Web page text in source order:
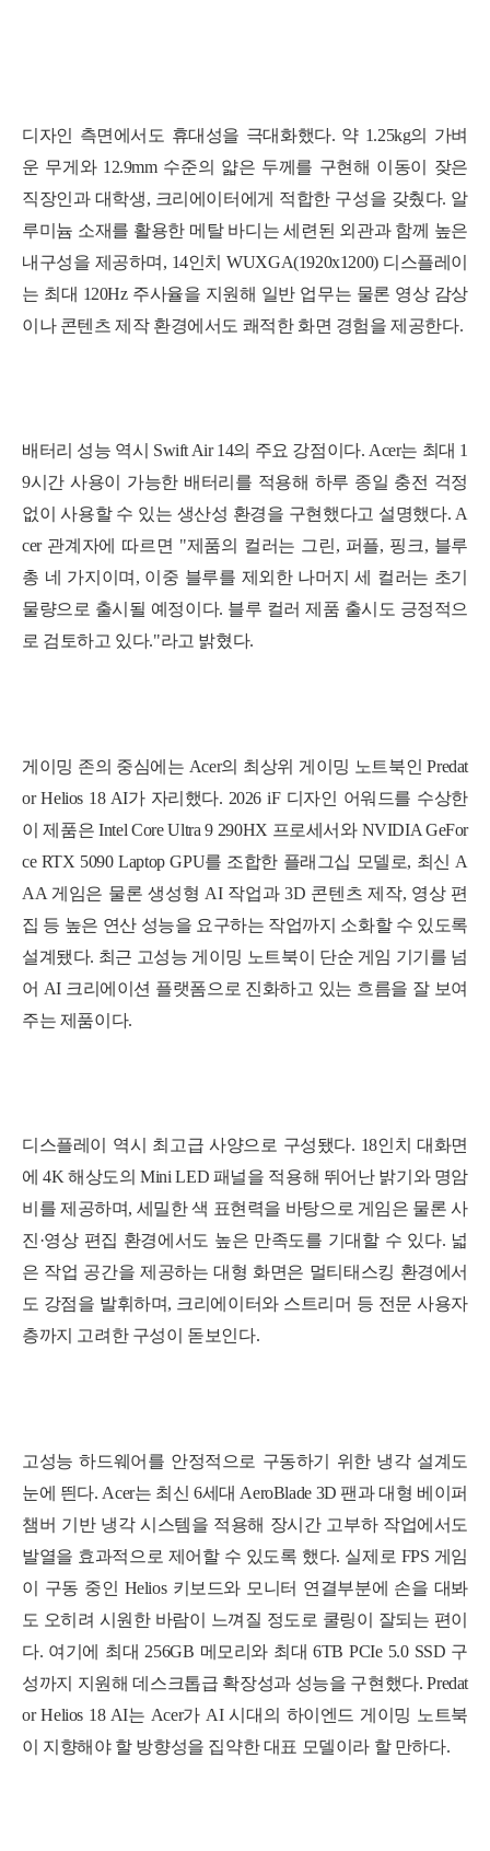
디자인 측면에서도 휴대성을 극대화했다. 약 1.25kg의 가벼
운 무게와 12.9mm 수준의 얇은 두께를 구현해 이동이 잦은
직장인과 대학생, 크리에이터에게 적합한 구성을 갖췄다. 알
루미늄 소재를 활용한 메탈 바디는 세련된 외관과 함께 높은
내구성을 제공하며, 14인치 WUXGA(1920x1200) 디스플레이
는 최대 120Hz 주사율을 지원해 일반 업무는 물론 영상 감상
이나 콘텐츠 제작 환경에서도 쾌적한 화면 경험을 제공한다.
배터리 성능 역시 Swift Air 14의 주요 강점이다. Acer는 최대 1
9시간 사용이 가능한 배터리를 적용해 하루 종일 충전 걱정
없이 사용할 수 있는 생산성 환경을 구현했다고 설명했다. A
cer 관계자에 따르면 "제품의 컬러는 그린, 퍼플, 핑크, 블루
총 네 가지이며, 이중 블루를 제외한 나머지 세 컬러는 초기
물량으로 출시될 예정이다. 블루 컬러 제품 출시도 긍정적으
로 검토하고 있다."라고 밝혔다.
게이밍 존의 중심에는 Acer의 최상위 게이밍 노트북인Predat
or Helios 18 AI가 자리했다. 2026 iF 디자인 어워드를 수상한
이 제품은 Intel Core Ultra 9 290HX 프로세서와 NVIDIA GeFor
ce RTX 5090 Laptop GPU를 조합한 플래그십 모델로, 최신 A
AA 게임은 물론 생성형 AI 작업과 3D 콘텐츠 제작, 영상 편
집 등 높은 연산 성능을 요구하는 작업까지 소화할 수 있도록
설계됐다. 최근 고성능 게이밍 노트북이 단순 게임 기기를 넘
어 AI 크리에이션 플랫폼으로 진화하고 있는 흐름을 잘 보여
주는 제품이다.
디스플레이 역시 최고급 사양으로 구성됐다. 18인치 대화면
에 4K 해상도의 Mini LED 패널을 적용해 뛰어난 밝기와 명암
비를 제공하며, 세밀한 색 표현력을 바탕으로 게임은 물론 사
진·영상 편집 환경에서도 높은 만족도를 기대할 수 있다. 넓
은 작업 공간을 제공하는 대형 화면은 멀티태스킹 환경에서
도 강점을 발휘하며, 크리에이터와 스트리머 등 전문 사용자
층까지 고려한 구성이 돋보인다.
고성능 하드웨어를 안정적으로 구동하기 위한 냉각 설계도
눈에 띈다. Acer는 최신 6세대 AeroBlade 3D 팬 과 대형 베이퍼
챔버 기반 냉각 시스템을 적용해 장시간 고부하 작업에서도
발열을 효과적으로 제어할 수 있도록 했다. 실제로 FPS 게임
이 구동 중인 Helios키보드와 모니터 연결부분에 손을 대봐
도 오히려 시원한 바람이 느껴질 정도로 쿨링이 잘되는 편이
다. 여기에 최대 256GB 메모리와 최대 6TB PCIe 5.0 SSD 구
성까지 지원해 데스크톱급 확장성과 성능을 구현했다. Predat
or Helios 18 AI는 Acer가 AI 시대의 하이엔드 게이밍 노트북
이 지향해야 할 방향성을 집약한 대표 모델이라 할 만하다.